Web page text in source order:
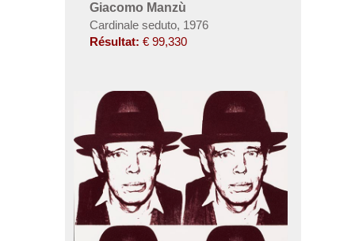
Giacomo Manzù
Cardinale seduto, 1976
Résultat: € 99,330